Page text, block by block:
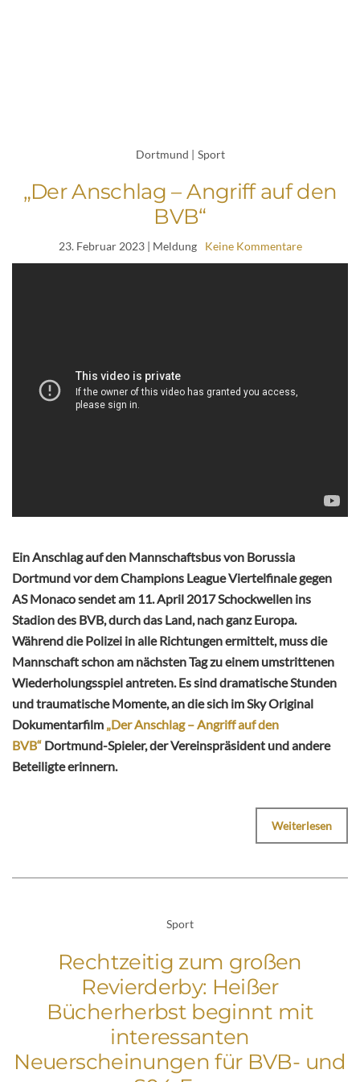
Dortmund | Sport
„Der Anschlag – Angriff auf den
BVB“
23. Februar 2023| Meldung Keine Kommentare
Ein Anschlag auf den Mannschaftsbus von Borussia
Dortmund vor dem Champions League Viertelfinale gegen
AS Monaco sendet am 11. April 2017 Schockwellen ins
Stadion des BVB, durch das Land, nach ganz Europa.
Während die Polizei in alle Richtungen ermittelt, muss die
Mannschaft schon am nächsten Tag zu einem umstrittenen
Wiederholungsspiel antreten. Es sind dramatische Stunden
und traumatische Momente, an die sich im Sky Original
Dokumentarfilm „Der Anschlag – Angriff auf den
BVB“ Dortmund-Spieler, der Vereinspräsident und andere
Beteiligte erinnern.
Weiterlesen
Sport
Rechtzeitig zum großen
Revierderby: Heißer
Bücherherbst beginnt mit
interessanten
Neuerscheinungen für BVB- und